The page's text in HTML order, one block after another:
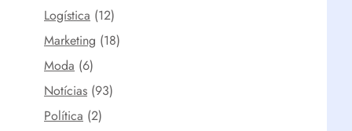
Logística (12)
Marketing (18)
Moda (6)
Notícias (93)
Política (2)